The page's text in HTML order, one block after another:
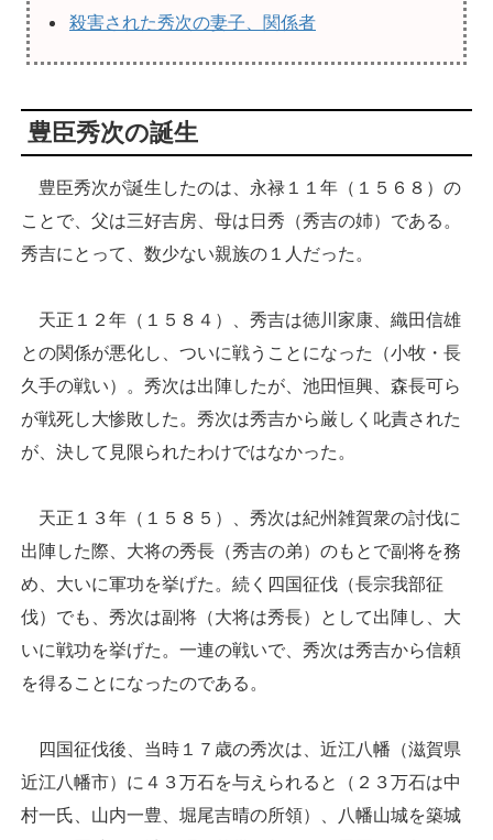
殺害された秀次の妻子、関係者
豊臣秀次の誕生
豊臣秀次が誕生したのは、永禄１１年（１５６８）の
ことで、父は三好吉房、母は日秀（秀吉の姉）である。
秀吉にとって、数少ない親族の１人だった。
天正１２年（１５８４）、秀吉は徳川家康、織田信雄
との関係が悪化し、ついに戦うことになった（小牧・長
久手の戦い）。秀次は出陣したが、池田恒興、森長可ら
が戦死し大惨敗した。秀次は秀吉から厳しく叱責された
が、決して見限られたわけではなかった。
天正１３年（１５８５）、秀次は紀州雑賀衆の討伐に
出陣した際、大将の秀長（秀吉の弟）のもとで副将を務
め、大いに軍功を挙げた。続く四国征伐（長宗我部征
伐）でも、秀次は副将（大将は秀長）として出陣し、大
いに戦功を挙げた。一連の戦いで、秀次は秀吉から信頼
を得ることになったのである。
四国征伐後、当時１７歳の秀次は、近江八幡（滋賀県
近江八幡市）に４３万石を与えられると（２３万石は中
村一氏、山内一豊、堀尾吉晴の所領）、八幡山城を築城